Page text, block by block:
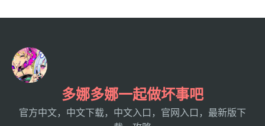
多娜多娜一起做坏事吧
官方中文，中文下载，中文入口，官网入口，最新版下